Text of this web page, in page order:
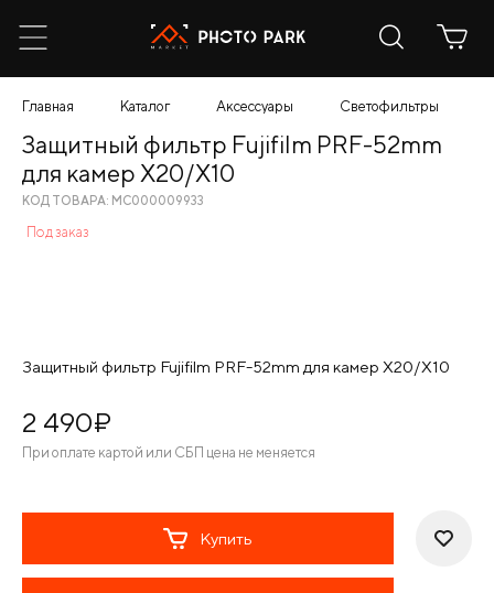
Главная Каталог Аксессуары Светофильтры
Защитный фильтр Fujifilm PRF-52mm для камер X20/X10
2 490¤
При оплате картой или СБП цена не меняется
Купить
Защитный фильтр Fujifilm PRF-52mm
для камер X20/X10
КОД ТОВАРА: МС000009933
Под заказ